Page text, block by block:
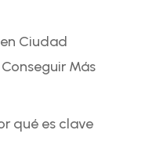
Ciudad
Más
qué es clave